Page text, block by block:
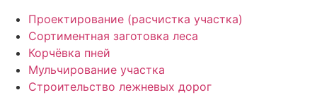
Проектирование (расчистка участка)
Сортиментная заготовка леса
Корчёвка пней
Мульчирование участка
Строительство лежневых дорог